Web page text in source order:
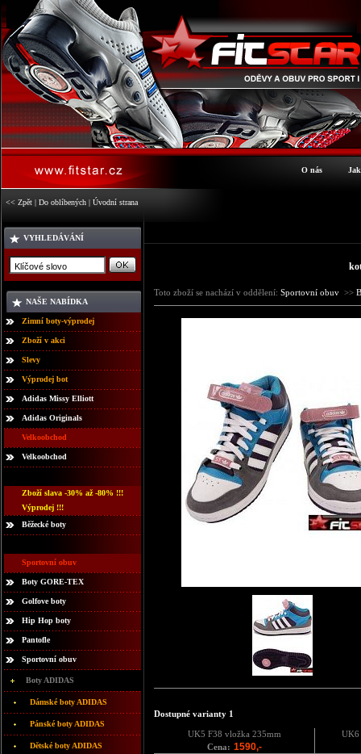
O nás
<< Zpět | Do oblíbených | Úvodní strana
VYHLEDÁVÁNÍ
NAŠE NABÍDKA
Zimní boty-výprodej
Zboží v akci
Slevy
Výprodej bot
Adidas Missy Elliott
Adidas Originals
Velkoobchod
Velkoobchod
Zboží slava -30% až -80% !!!
Výprodej !!!
Běžecké boty
Sportovní obuv
Boty GORE-TEX
Golfove boty
Hip Hop boty
Pantofle
Sportovní obuv
Boty ADIDAS
Dámské boty ADIDAS
Pánské boty ADIDAS
Dětské boty ADIDAS
Toto zboží se nachází v oddělení: Sportovní obuv >>
Dostupné varianty 1
UK5 F38 vložka 235mm
Cena: 1590,-
UK6